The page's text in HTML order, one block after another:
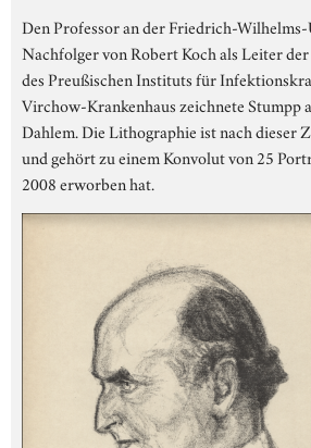
Den Professor an der Friedrich-
Nachfolger von Robert Koch als Leiter
des Preußischen Instituts für
Virchow-Krankenhaus zeichnete Stumpp
Dahlem. Die Lithographie ist nach dieser
und gehört zu einem Konvolut von 25
2008 erworben hat.